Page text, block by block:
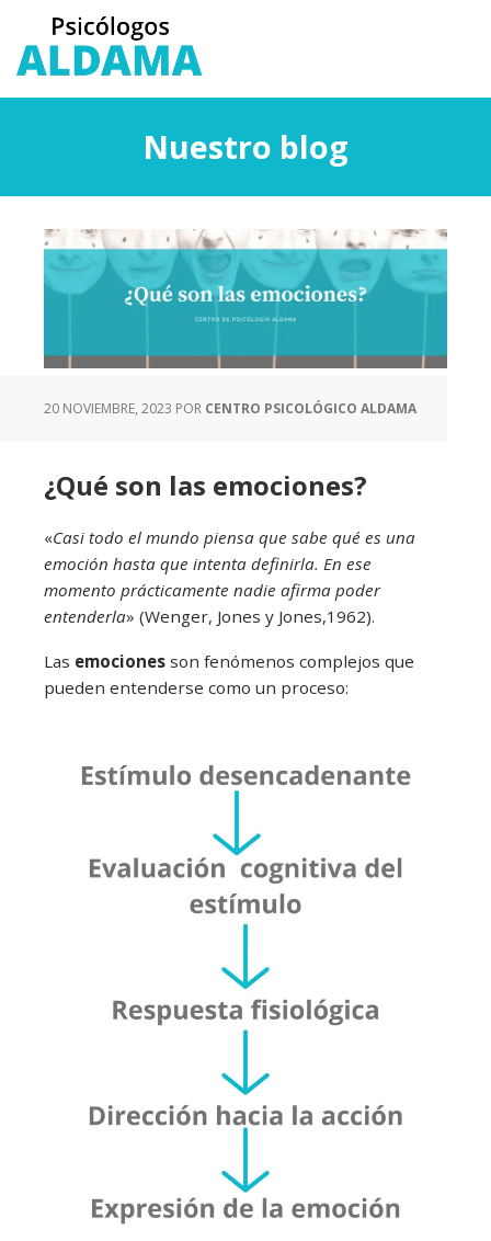
contenido
principal
barra
Nuestro blog
20 NOVIEMBRE, 2023 POR CENTRO PSICOLÓGICO ALDAMA
¿Qué son las emociones?
«Casi todo el mundo piensa que sabe qué es una
emoción hasta que intenta definirla. En ese
momento prácticamente nadie afirma poder
entenderla» (Wenger, Jones y Jones,1962).
Las emociones son fenómenos complejos que
pueden entenderse como un proceso: